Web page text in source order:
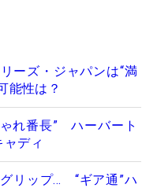
ーズ・ジャパンは“満
能性は？
れ番長” ハーバート
ディ
リップ… “ギア通”ハ